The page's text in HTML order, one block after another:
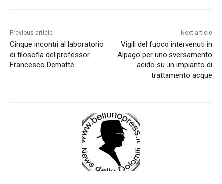
Previous article
Cinque incontri al laboratorio
di filosofia del professor
Francesco Demattè
Next article
Vigili del fuoco intervenuti in
Alpago per uno sversamento
acido su un impianto di
trattamento acque